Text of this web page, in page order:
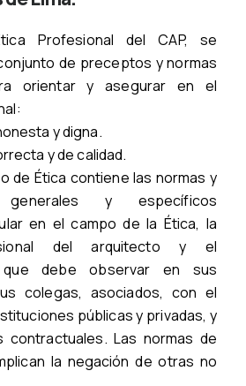
Profesional del CAP, se
de preceptos y normas
orientar y asegurar en el
y digna.
y de calidad.
de Ética contiene las normas y
generales y específicos
en el campo de la Ética, la
del arquitecto y el
que debe observar en sus
colegas, asociados, con el
públicas y privadas, y
contractuales. Las normas de
la negación de otras no